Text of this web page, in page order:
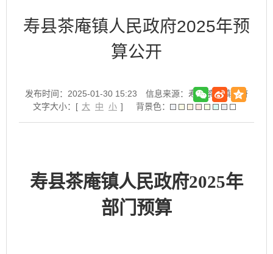
寿县茶庵镇人民政府2025年预
算公开
发布时间：2025-01-30 15:23
信息来源：寿县茶庵镇政府
文字大小：[ 大 中 小 ] 背景色：
寿县茶庵镇人民政府2025年
部门预算